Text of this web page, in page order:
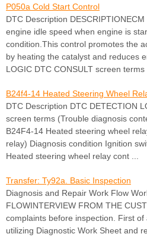
P050a Cold Start Control
DTC Description
engine idle speed when engine is
condition.This control promotes the
by heating the catalyst and reduces
LOGIC DTC CONSULT screen terms
B24f4-14 Heated Steering Wheel
DTC Description DTC DETECTION
screen terms (Trouble diagnosis
B24F4-14 Heated steering wheel
relay) Diagnosis condition Ignition
Heated steering wheel relay cont ...
Transfer: Ty92a. Basic Inspection
Diagnosis and Repair Work Flow
FLOWINTERVIEW FROM THE
complaints before inspection. First
utilizing Diagnostic Work Sheet and